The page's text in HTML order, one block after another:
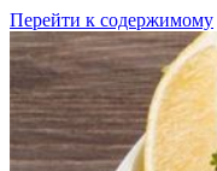
Перейти к содержимому